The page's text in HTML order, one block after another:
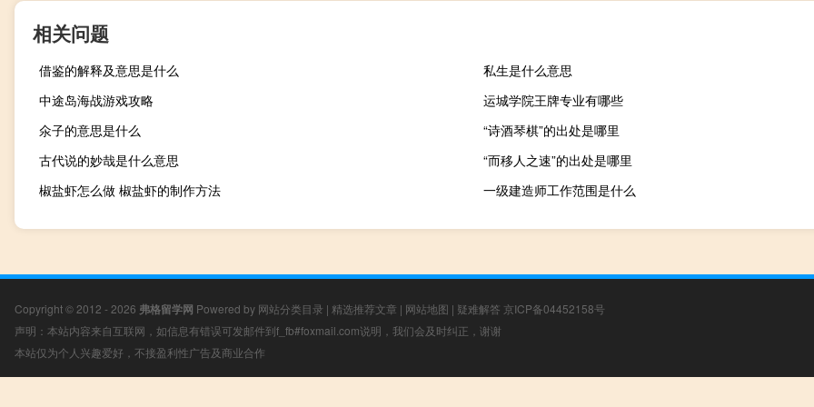
相关问题
借鉴的解释及意思是什么
私生是什么意思
中途岛海战游戏攻略
运城学院王牌专业有哪些
氽子的意思是什么
“诗酒琴棋”的出处是哪里
古代说的妙哉是什么意思
“而移人之速”的出处是哪里
椒盐虾怎么做 椒盐虾的制作方法
一级建造师工作范围是什么
Copyright © 2012 - 2026 弗格留学网 Powered by 网站分类目录 | 精选推荐文章 | 网站地图 | 疑难解答 京ICP备04452158号
声明：本站内容来自互联网，如信息有错误可发邮件到f_fb#foxmail.com说明，我们会及时纠正，谢谢
本站仅为个人兴趣爱好，不接盈利性广告及商业合作